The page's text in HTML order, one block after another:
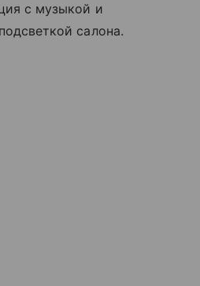
с музыкой и
салона.